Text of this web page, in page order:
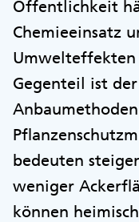
Öffentlichkeit
Chemieeinsatz
Umwelteffekten
Gegenteil ist
bedeuten
weniger
können